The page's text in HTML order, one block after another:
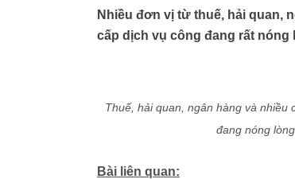
Nhiều đơn vị từ thuế, hải quan,
cấp dịch vụ công đang rất
Thuế, hải quan, ngân hàng và
đang nóng
Bài liên quan: